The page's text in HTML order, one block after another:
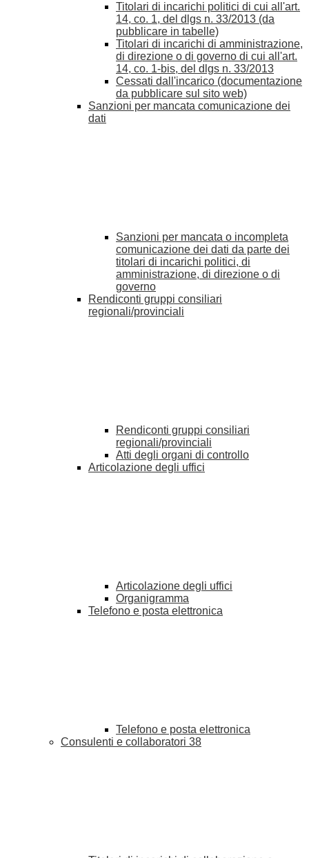
Titolari di incarichi politici di cui all'art.
14, co. 1, del dlgs n. 33/2013 (da
pubblicare in tabelle)
Titolari di incarichi di amministrazione,
di direzione o di governo di cui all'art.
14, co. 1-bis, del dlgs n. 33/2013
Cessati dall'incarico (documentazione
da pubblicare sul sito web)
Sanzioni per mancata comunicazione dei
dati
Sanzioni per mancata o incompleta
comunicazione dei dati da parte dei
titolari di incarichi politici, di
amministrazione, di direzione o di
governo
Rendiconti gruppi consiliari
regionali/provinciali
Rendiconti gruppi consiliari
regionali/provinciali
Atti degli organi di controllo
Articolazione degli uffici
Articolazione degli uffici
Organigramma
Telefono e posta elettronica
Telefono e posta elettronica
Consulenti e collaboratori 38